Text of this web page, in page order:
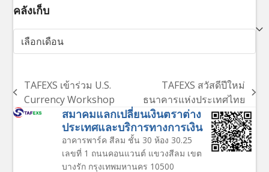
คลังเก็บ
คลัง
เก็บ
previous
post:
TAFEXS เข้าร่วม U.S.
Currency Workshop
next
post:
TAFEXS สวัสดีปีใหม่
ธนาคารแห่งประเทศไทย
สมาคมแลกเปลี่ยนเงินตราต่าง
ประเทศและบริการทางการเงิน
อาคารพาร์ค สีลม ชั้น 30 ห้อง 30.25
เลขที่ 1 ถนนคอนแวนต์ แขวงสีลม เขต
บางรัก กรุงเทพมหานคร 10500